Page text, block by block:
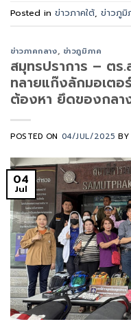
Posted in ข่าวภาคใต้, ข่าวภูมิ
ข่าวภาคกลาง, ข่าวภูมิภาค
สมุทรปราการ – ตร.
ทลายแก๊งลักมอเตอ
ต้องหา ยึดของกลา
POSTED ON 04/JUL/2025
04
Jul